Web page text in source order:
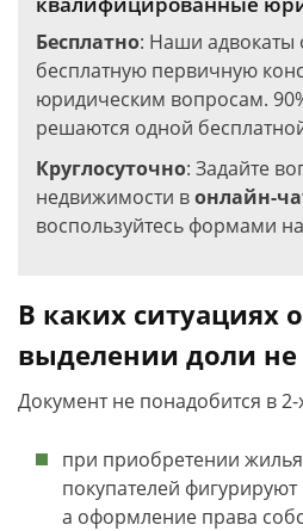
Бесплатно: Наши адвокаты
бесплатную первичную
юридическим вопросам.
решаются одной
Круглосуточно: Задайте
недвижимости вонлайн-
воспользуйтесь формами
В каких ситуациях
выделении доли не
Документ не понадобится в 2-
при приобретении жилья
покупателей фигурируют
а оформление права